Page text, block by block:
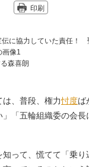
印刷
森喜朗
は、普段、権力忖度ば
「五輪組織委の会長
って、慌てて「乗り